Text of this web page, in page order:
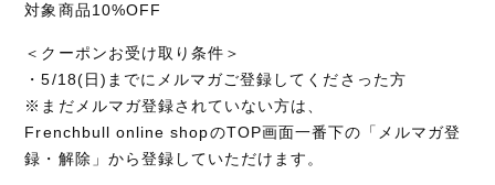
対象商品10%OFF
＜クーポンお受け取り条件＞
・5/18(日)までにメルマガご登録してくださった方
※まだメルマガ登録されていない方は、
Frenchbull online shopのTOP画面一番下の「メルマガ登
録・解除」から登録していただけます。